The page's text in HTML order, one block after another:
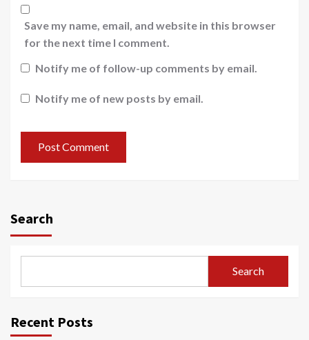
Save my name, email, and website in this browser
for the next time I comment.
Notify me of follow-up comments by email.
Notify me of new posts by email.
Search
Search
Recent Posts